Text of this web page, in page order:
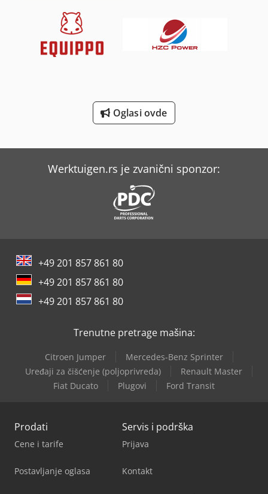
Mercedes-Benz V
Panhans 334/20
Weinbrenner Tsv 6/3050
Yeong Chin Machinery Industries Co. Ltd. (Ycm) Nfx400A
Oglasi ovde
Werktuigen.rs je zvanični sponzor:
+49 201 857 861 80
+49 201 857 861 80
+49 201 857 861 80
Trenutne pretrage mašina:
Citroen Jumper
Mercedes-Benz Sprinter
Uređaji za čišćenje (poljoprivreda)
Renault Master
Fiat Ducato
Plugovi Ford Transit
Prodati
Cene i tarife
Postavljanje oglasa
Servis i podrška
Prijava
Kontakt